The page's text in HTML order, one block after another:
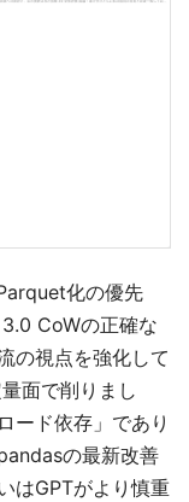
化の優先
CoWの正確な
の視点を強化して
面で削りまし
ード依存」であり
の最新改善
はGPTがより慎重